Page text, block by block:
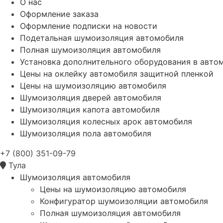
Оформление заказа
Оформление подписки на новости
Подетальная шумоизоляция автомобиля
Полная шумоизоляция автомобиля
Установка дополнительного оборудования в
Цены на оклейку автомобиля защитной пленкой
Цены на шумоизоляцию автомобиля
Шумоизоляция дверей автомобиля
Шумоизоляция капота автомобиля
Шумоизоляция колесных арок автомобиля
Шумоизоляция пола автомобиля
+7 (800) 351-09-79
Тула
Шумоизоляция автомобиля
Цены на шумоизоляцию автомобиля
Конфигуратор шумоизоляции автомобиля
Полная шумоизоляция автомобиля